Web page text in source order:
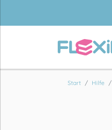
Start Hilfe